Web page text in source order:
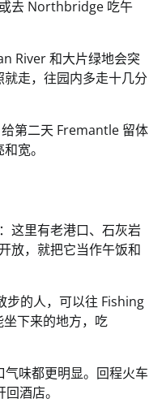
去 Northbridge 吃午
River 和大片绿地会突
走，往园内多走十几分
第二天 Fremantle 留体
宽。
这里有老港口、石灰岩
放，就把它当作午饭和
的人，可以往 Fishing
下来的地方，吃
味都更明显。回程火车
酒店。